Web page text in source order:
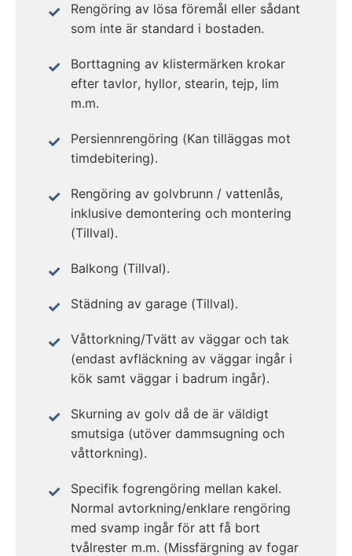
Rengöring av lösa föremål eller sådant
som inte är standard i bostaden.
Borttagning av klistermärken krokar
efter tavlor, hyllor, stearin, tejp, lim
m.m.
Persiennrengöring (Kan tilläggas mot
timdebitering).
Rengöring av golvbrunn / vattenlås,
inklusive demontering och montering
(Tillval).
Balkong (Tillval).
Städning av garage (Tillval).
Våttorkning/Tvätt av väggar och tak
(endast avfläckning av väggar ingår i
kök samt väggar i badrum ingår).
Skurning av golv då de är väldigt
smutsiga (utöver dammsugning och
våttorkning).
Specifik fogrengöring mellan kakel.
Normal avtorkning/enklare rengöring
med svamp ingår för att få bort
tvålrester m.m. (Missfärgning av fogar